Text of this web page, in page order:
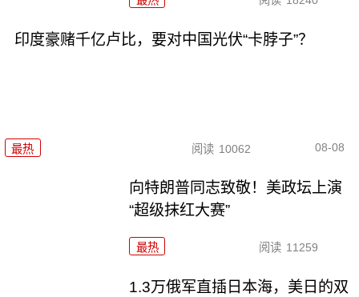
印度豪赌千亿卢比，要对中国光伏“卡脖子”？
最热 阅读 10062 08-08
向特朗普同志致敬！美政坛上演
“超级抹红大赛”
最热 阅读 11259
1.3万俄军直插日本海，美日的双